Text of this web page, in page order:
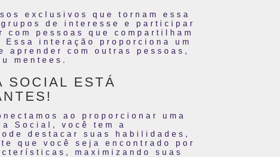
exclusivos que tornam essa
de interesse e participar
pessoas que compartilham
interação proporciona um
aprender com outras pessoas,
mentees.
SOCIAL ESTÁ
ao proporcionar uma
Social, você tem a
destacar suas habilidades,
que você seja encontrado por
maximizando suas